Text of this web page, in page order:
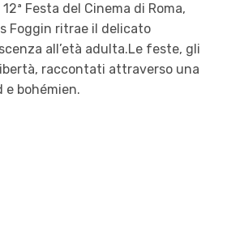
Festa del Cinema di Roma,
Foggin ritrae il delicato
all’età adulta.Le feste, gli
raccontati attraverso una
e bohémien.